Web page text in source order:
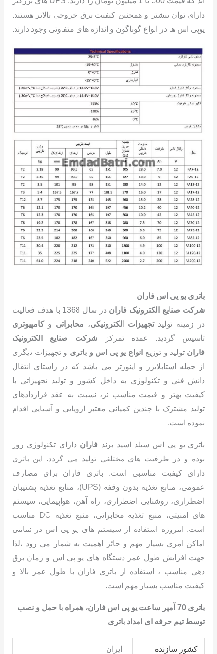
دارای توان بیشتر و همچنین کیفیت برق خروجی بالاتر هستند.
یوپی اس ها در انواع گوناگون و اندازه های متفاوتی وجود دارند.
باتری یو پی اس فاران
شرکت صنایع الکترونیک فاران
در سال 1368 با هدف فعالیت
در زمینه تولیدتجهیزات الکترونیکی، مخابراتی وکامپیوتری
تأسیس گردید. عمده تمرکز شرکت صنایع الکترونیک
فاران تولید و توزیع انواع یو پی‏ اس و باتری و تجهیزات دیگری
از جمله استابلایزر و اینورتر می باشد که در راستای انتقال
دانش فنی و تکنولوژی به داخل کشور و تولید تجهیزاتی با
کیفیت بهتر و قیمت مناسب تر، نسبت به عقد قراردادهای
تولید مشترک با چندین کمپانی معتبر اروپایی و آسیایی اقدام
نموده است.
باتری یو پی اس سیلد اسید برند فاران دارای تکنولوژی روز
بوده و در ظرفیت های مختلفی تولید می گردد. این باتری
دارای کیفیت مناسبی است. باتری فاران برای مصارف
عمومی، منابع تغذیه بدون وقفه (UPS)، منابع تغذیه پشتیبان
اضطراری، روشنایی اضطراری، راه آهن، هواپیمایی، سیستم
های امنیتی، منبع تغذیه مخابراتی، منبع تغذیه DC مناسب
است. امروزه استفاده از سیستم های یو پی اس در تمامی
اماکن امری بسیار مهم و حائز اهمیت به شمار می رود ،لذا
جهت افزایش طول عمر دستگاه های یو پی اس و زمان برق
دهی مناسب ، استفاده از باتری فاران با طول عمر بالا و
کیفیت مناسب بسیار مهم است.
باتری 70 آمپر ساعت یو پی اس فاران، همراه با حمل و نصب
توسط تیم حرفه ای امداد باتری
کشور سازنده ایران